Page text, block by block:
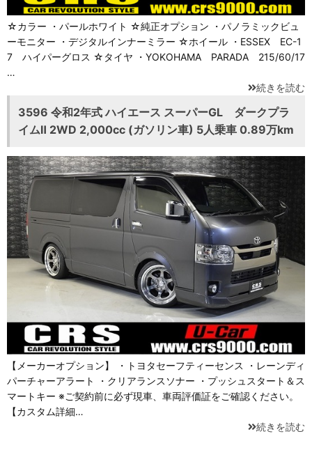
☆カラー ・パールホワイト ☆純正オプション ・パノラミックビュ
ーモニター ・デジタルインナーミラー ☆ホイール ・ESSEX EC-1
7 ハイパーグロス ☆タイヤ ・YOKOHAMA PARADA 215/60/17
…
続きを読む
3596 令和2年式 ハイエース スーパーGL ダークプラ
イムⅡ 2WD 2,000cc (ガソリン車) 5人乗車 0.89万km
【メーカーオプション】 ・トヨタセーフティーセンス ・レーンディ
パーチャーアラート ・クリアランスソナー ・プッシュスタート＆ス
マートキー ※ご契約前に必ず現車、車両評価証をご確認ください。
【カスタム詳細…
続きを読む